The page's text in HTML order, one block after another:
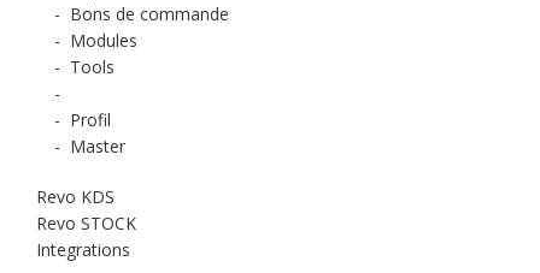
- Bons de commande
- Modules
- Tools
-
- Profil
- Master
Revo KDS
Revo STOCK
Integrations